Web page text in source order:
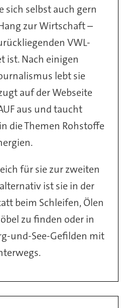
sich selbst auch gern
zur Wirtschaft –
VWL-
ist. Nach einigen
lebt sie
auf der Webseite
aus und taucht
die Themen Rohstoffe
für sie zur zweiten
ist sie in der
beim Schleifen, Ölen
zu finden oder in
und-See-Gefilden mit